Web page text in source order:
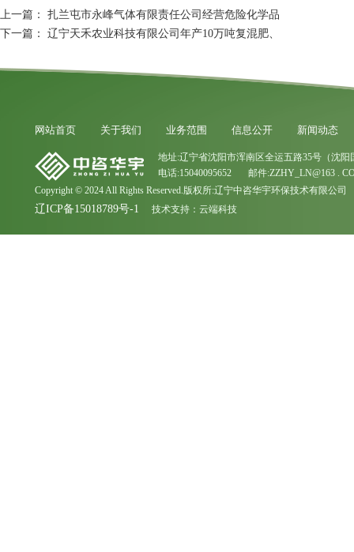
上一篇： 扎兰屯市永峰气体有限责任公司经营危险化学品
下一篇： 辽宁天禾农业科技有限公司年产10万吨复混肥、
网站首页 关于我们 业务范围 信息公开 新闻动态
地址:辽宁省沈阳市浑南区全运五路35号（沈阳
电话:15040095652 邮件:ZZHY_LN@163 .
Copyright © 2024 All Rights Reserved.版权所:辽宁中咨华宇环保技术有限公司
辽ICP备15018789号-1 技术支持： 云端科技